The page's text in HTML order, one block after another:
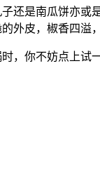
还是南瓜饼亦或
外皮，椒香四溢
，你不妨点上试